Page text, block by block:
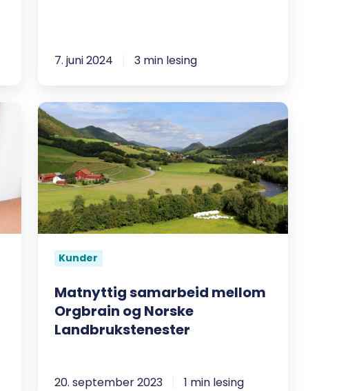
7. juni 2024 3 min lesing
Matnyttig
samarbeid
mellom
Orgbrain
og
Norske
Landbrukstenester
Kunder
Matnyttig samarbeid mellom
Orgbrain og Norske
Landbrukstenester
20. september 2023 1 min lesing